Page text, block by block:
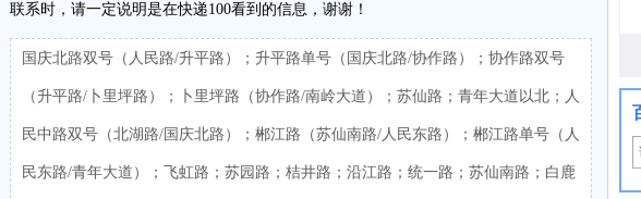
联系时，请一定说明是在快递100看到的信息，谢谢！
国庆北路双号（人民路/升平路）；升平路单号（国庆北路/协作路）；协作路双号
（升平路/卜里坪路）；卜里坪路（协作路/南岭大道）；苏仙路；青年大道以北；人
民中路双号（北湖路/国庆北路）；郴江路（苏仙南路/人民东路）；郴江路单号（人
民东路/青年大道）；飞虹路；苏园路；桔井路；沿江路；统一路；苏仙南路；白鹿